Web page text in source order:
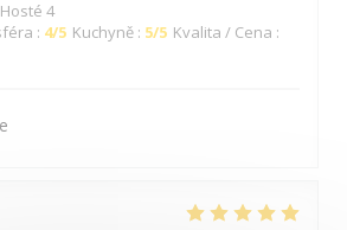
4
: 4/5 Kuchyně : 5/5 Kvalita / Cena :